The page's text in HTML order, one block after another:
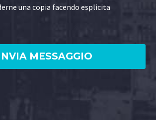
una copia facendo esplicita